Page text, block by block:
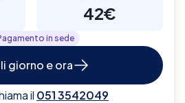
42€
in sede
giorno e ora
il 051 3542049